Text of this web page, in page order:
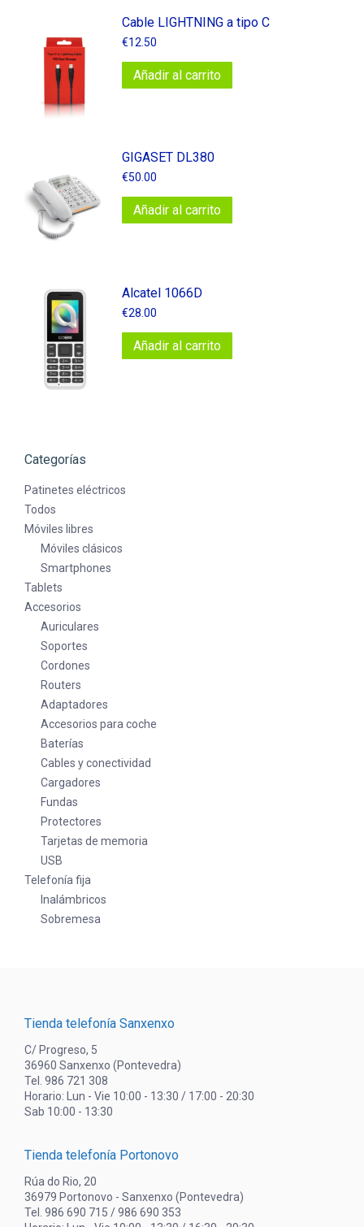
Cable LIGHTNING a tipo C
€12.50
Añadir al carrito
GIGASET DL380
€50.00
Añadir al carrito
Alcatel 1066D
€28.00
Añadir al carrito
Categorías
Patinetes eléctricos
Todos
Móviles libres
Móviles clásicos
Smartphones
Tablets
Accesorios
Auriculares
Soportes
Cordones
Routers
Adaptadores
Accesorios para coche
Baterías
Cables y conectividad
Cargadores
Fundas
Protectores
Tarjetas de memoria
USB
Telefonía fija
Inalámbricos
Sobremesa
Tienda telefonía Sanxenxo
C/ Progreso, 5
36960 Sanxenxo (Pontevedra)
Tel. 986 721 308
Horario: Lun - Vie 10:00 - 13:30 / 17:00 - 20:30
Sab 10:00 - 13:30
Tienda telefonía Portonovo
Rúa do Rio, 20
36979 Portonovo - Sanxenxo (Pontevedra)
Tel. 986 690 715 / 986 690 353